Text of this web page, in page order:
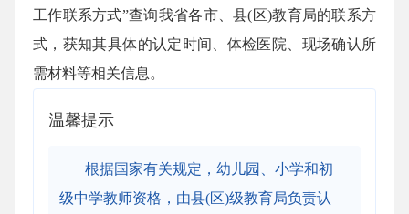
工作联系方式”查询我省各市、县(区)教育局的联系方
式，获知其具体的认定时间、体检医院、现场确认所
需材料等相关信息。
温馨提示
根据国家有关规定，幼儿园、小学和初
级中学教师资格，由县(区)级教育局负责认